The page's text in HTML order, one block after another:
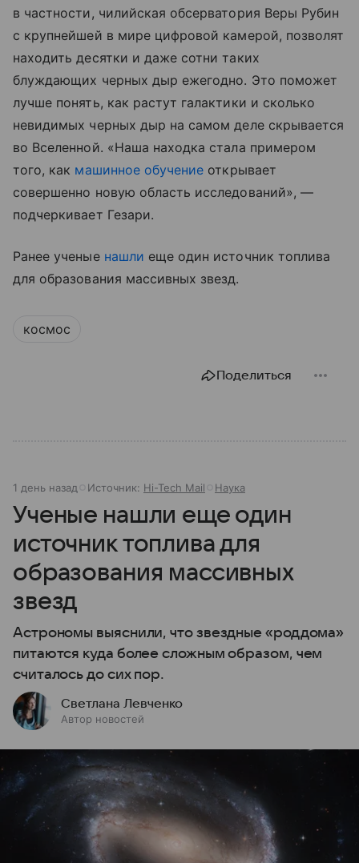
в частности, чилийская обсерватория Веры Рубин
с крупнейшей в мире цифровой камерой, позволят
находить десятки и даже сотни таких
блуждающих черных дыр ежегодно. Это поможет
лучше понять, как растут галактики и сколько
невидимых черных дыр на самом деле скрывается
во Вселенной. «Наша находка стала примером
того, как машинное обучение открывает
совершенно новую область исследований», —
подчеркивает Гезари.
Ранее ученые нашли еще один источник топлива
для образования массивных звезд.
космос
Поделиться
1 день назад Источник: Hi-Tech Mail Наука
Ученые нашли еще один
источник топлива для
образования массивных
звезд
Астрономы выяснили, что звездные «роддома»
питаются куда более сложным образом, чем
считалось до сих пор.
Светлана Левченко
Автор новостей